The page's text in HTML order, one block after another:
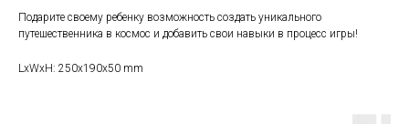
Подарите своему ребенку возможность создать уникального
путешественника в космос и добавить свои навыки в процесс игры!
LxWxH: 250x190x50 mm